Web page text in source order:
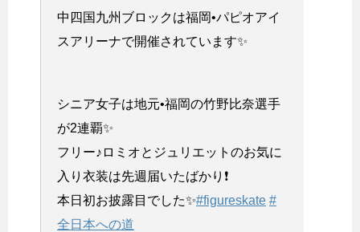
中四国九州ブロックは福岡•パピオアイ
スアリーナで開催されています✨
シニア女子は地元•福岡の竹野比奈選手
が2連覇✨
フリー♪ロミオとジュリエットのお気に
入り衣装は先週届いたばかり❗️
本日初お披露目でした✨#figureskate #
全日本への道